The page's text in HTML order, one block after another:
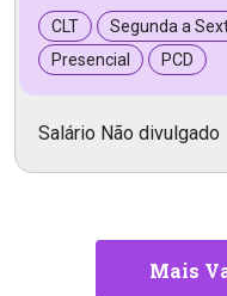
CLT Segunda a
Presencial
PCD
Salário Não divulgado
Mais